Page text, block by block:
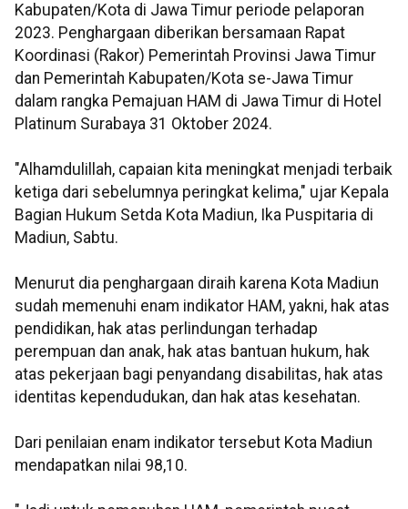
Kabupaten/Kota di Jawa Timur periode pelaporan
2023. Penghargaan diberikan bersamaan Rapat
Koordinasi (Rakor) Pemerintah Provinsi Jawa Timur
dan Pemerintah Kabupaten/Kota se-Jawa Timur
dalam rangka Pemajuan HAM di Jawa Timur di Hotel
Platinum Surabaya 31 Oktober 2024.
"Alhamdulillah, capaian kita meningkat menjadi terbaik
ketiga dari sebelumnya peringkat kelima," ujar Kepala
Bagian Hukum Setda Kota Madiun, Ika Puspitaria di
Madiun, Sabtu.
Menurut dia penghargaan diraih karena Kota Madiun
sudah memenuhi enam indikator HAM, yakni, hak atas
pendidikan, hak atas perlindungan terhadap
perempuan dan anak, hak atas bantuan hukum, hak
atas pekerjaan bagi penyandang disabilitas, hak atas
identitas kependudukan, dan hak atas kesehatan.
Dari penilaian enam indikator tersebut Kota Madiun
mendapatkan nilai 98,10.